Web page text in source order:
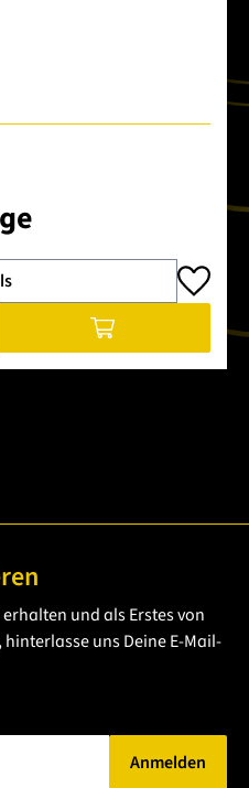
Wert ein oder
und als Erstes von
uns Deine E-Mail-
Anmelden